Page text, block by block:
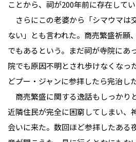
ことから、祠が200年前に存在して
さらにこの老婆から「シマウマは
ない」とも言われた。商売繁盛祈願
でもあるという。まだ祠が寺院にあ
院でも原因不明とされ歩けなくなっ
どプー・ジャンに参拝したら完治し
商売繁盛に関する逸話もしっかり
近隣住民が完全に困窮してしまい、
会いに来た。数回ほど参拝したある